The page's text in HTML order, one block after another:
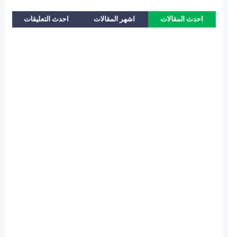
احدث المقالات اشهر المقالات احدث التعليقات